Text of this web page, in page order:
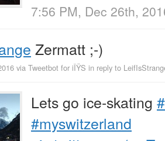
7:56 PM, Dec 26th,
Zermatt ;-)
via Tweetbot for iÎŸS in reply to
Lets go ice-skating
#myswitzerland